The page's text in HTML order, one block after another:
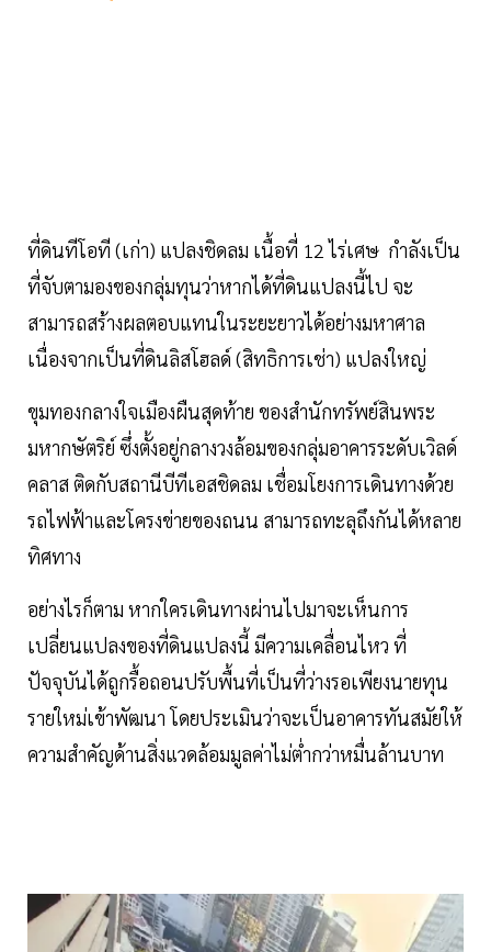
ที่ดินทีโอที (เก่า) แปลงชิดลม เนื้อที่ 12 ไร่เศษ กำลังเป็น
ที่จับตามองของกลุ่มทุนว่าหากได้ที่ดินแปลงนี้ไป จะ
สามารถสร้างผลตอบแทนในระยะยาวได้อย่างมหาศาล
เนื่องจากเป็นที่ดินลิสโฮลด์ (สิทธิการเช่า) แปลงใหญ่
ขุมทองกลางใจเมืองผืนสุดท้าย ของสำนักทรัพย์สินพระ
มหากษัตริย์ ซึ่งตั้งอยู่กลางวงล้อมของกลุ่มอาคารระดับเวิลด์
คลาส ติดกับสถานีบีทีเอสชิดลม เชื่อมโยงการเดินทางด้วย
รถไฟฟ้าและโครงข่ายของถนน สามารถทะลุถึงกันได้หลาย
ทิศทาง
อย่างไรก็ตาม หากใครเดินทางผ่านไปมาจะเห็นการ
เปลี่ยนแปลงของที่ดินแปลงนี้ มีความเคลื่อนไหว ที่
ปัจจุบันได้ถูกรื้อถอนปรับพื้นที่เป็นที่ว่างรอเพียงนายทุน
รายใหม่เข้าพัฒนา โดยประเมินว่าจะเป็นอาคารทันสมัยให้
ความสำคัญด้านสิ่งแวดล้อมมูลค่าไม่ตํ่ากว่าหมื่นล้านบาท